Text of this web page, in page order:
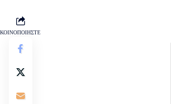
ΚΟΙΝΟΠΟΙΗΣΤΕ